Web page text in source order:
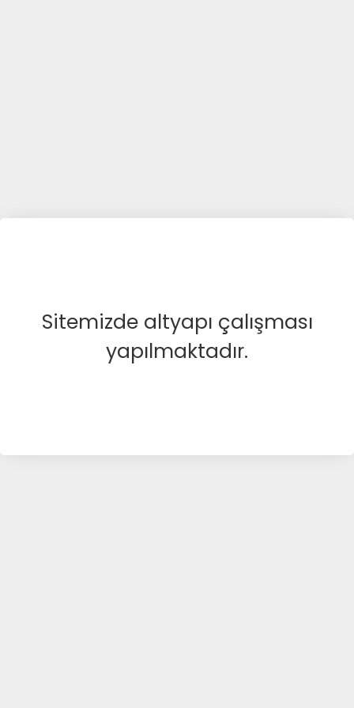
Sitemizde altyapı çalışması
yapılmaktadır.